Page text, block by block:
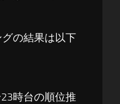
の結果は以下
時台の順位推